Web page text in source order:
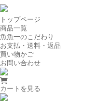
トップページ
商品一覧
魚魚一のこだわり
お支払・送料・返品
買い物かご
お問い合わせ
カートを見る